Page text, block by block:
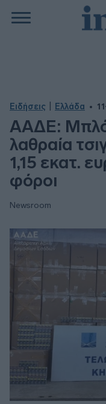
Ειδήσεις Ελλάδα
ΑΑΔΕ:
λαθραία
1,15 εκατ.
φόροι
Newsroom